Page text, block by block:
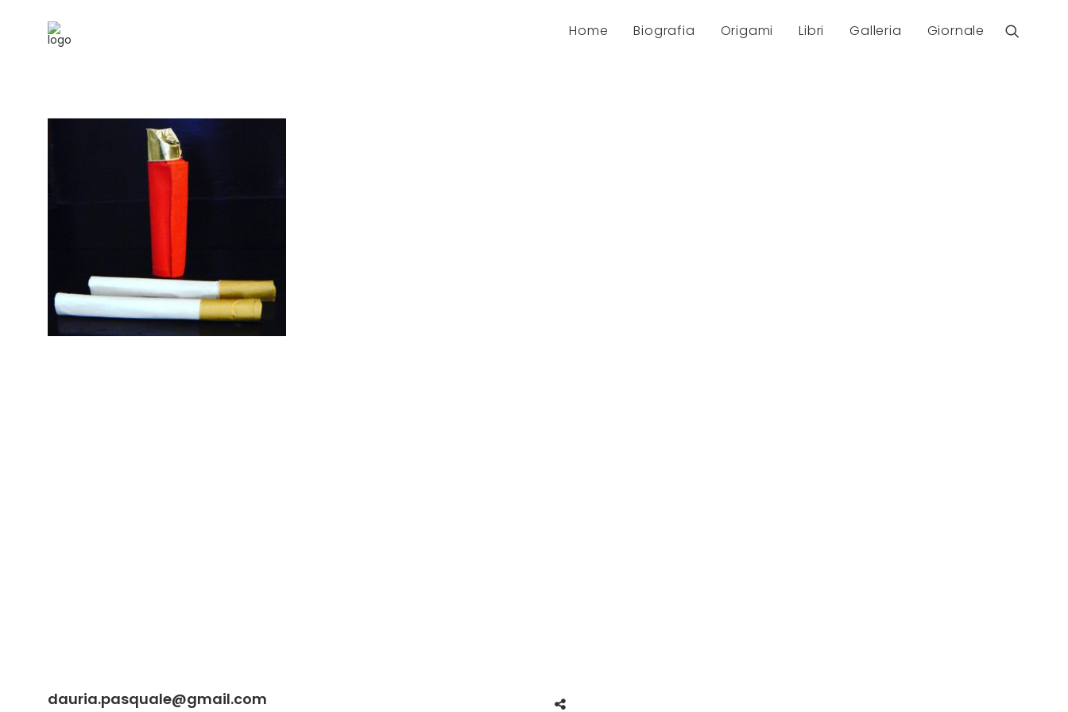
Home Biografia Origami Libri Galleria Giornale
dauria.pasquale@gmail.com